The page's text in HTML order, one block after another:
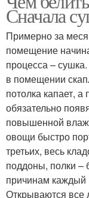
Сначала
Примерно за
помещение
процесса –
в помещении
потолка капает, а
обязательно
повышенной
овощи быстро
третьих, весь
поддоны, полки –
причинам каждый
Открываются все